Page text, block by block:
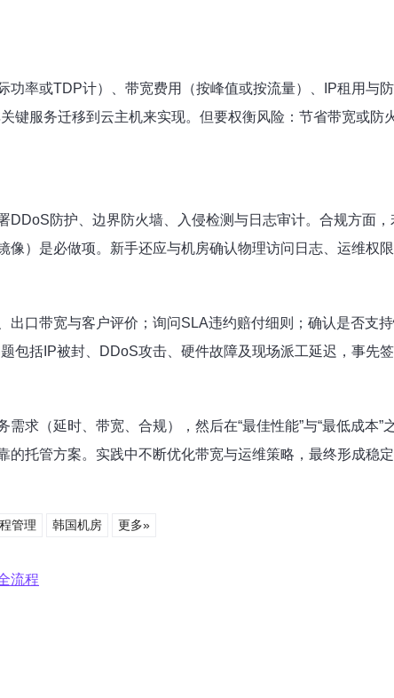
功率或TDP计）、带宽费用（按峰值或按流量）、IP租用与
键服务迁移到云主机来实现。但要权衡风险：节省带宽或
DDoS防护、边界防火墙、入侵检测与日志审计。合规方面
）是必做项。新手还应与机房确认物理访问日志、运维权限
出口带宽与客户评价；询问SLA违约赔付细则；确认是否支
包括IP被封、DDoS攻击、硬件故障及现场派工延迟，事先
需求（延时、带宽、合规），然后在“最佳性能”与“最低成
托管方案。实践中不断优化带宽与运维策略，最终形成稳定
管理 韩国机房 更多»
流程